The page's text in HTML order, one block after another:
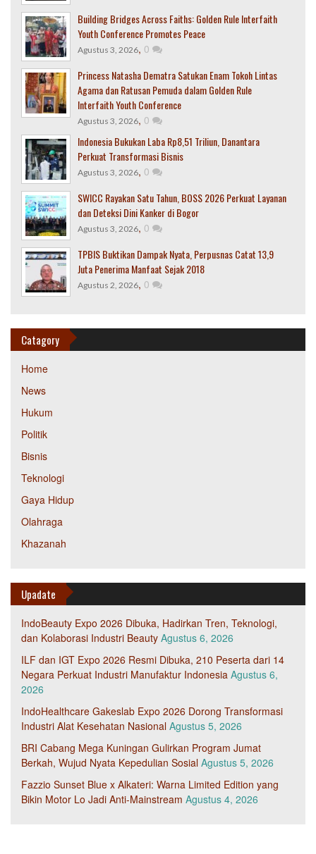
Building Bridges Across Faiths: Golden Rule Interfaith
Youth Conference Promotes Peace
Agustus 3, 2026, 0
Princess Natasha Dematra Satukan Enam Tokoh Lintas
Agama dan Ratusan Pemuda dalam Golden Rule
Interfaith Youth Conference
Agustus 3, 2026, 0
Indonesia Bukukan Laba Rp8,51 Triliun, Danantara
Perkuat Transformasi Bisnis
Agustus 3, 2026, 0
SWICC Rayakan Satu Tahun, BOSS 2026 Perkuat Layanan
dan Deteksi Dini Kanker di Bogor
Agustus 3, 2026, 0
TPBIS Buktikan Dampak Nyata, Perpusnas Catat 13,9
Juta Penerima Manfaat Sejak 2018
Agustus 2, 2026, 0
Catagory
Home
News
Hukum
Politik
Bisnis
Teknologi
Gaya Hidup
Olahraga
Khazanah
Upadate
IndoBeauty Expo 2026 Dibuka, Hadirkan Tren, Teknologi,
dan Kolaborasi Industri Beauty Agustus 6, 2026
ILF dan IGT Expo 2026 Resmi Dibuka, 210 Peserta dari 14
Negara Perkuat Industri Manufaktur Indonesia Agustus 6,
2026
IndoHealthcare Gakeslab Expo 2026 Dorong Transformasi
Industri Alat Kesehatan Nasional Agustus 5, 2026
BRI Cabang Mega Kuningan Gulirkan Program Jumat
Berkah, Wujud Nyata Kepedulian Sosial Agustus 5, 2026
Fazzio Sunset Blue x Alkateri: Warna Limited Edition yang
Bikin Motor Lo Jadi Anti-Mainstream Agustus 4, 2026